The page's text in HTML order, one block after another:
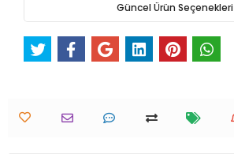
Güncel Ürün Seçenekleri